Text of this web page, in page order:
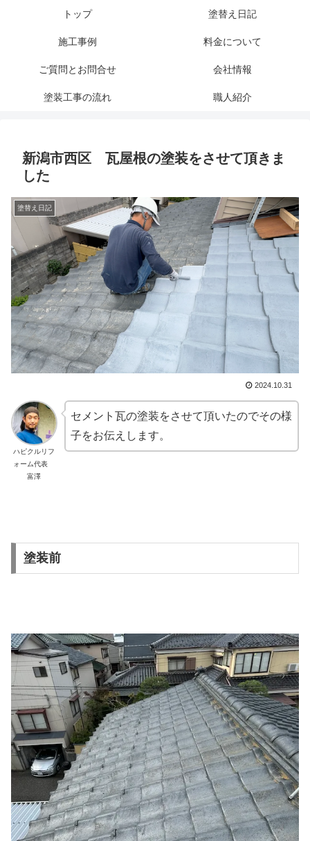
トップ 塗替え日記
施工事例 料金について
ご質問とお問合せ 会社情報
塗装工事の流れ 職人紹介
新潟市西区 瓦屋根の塗装をさせて頂きま
した
塗替え日記
2024.10.31
ハピクルリフ
ォーム代表
富澤
セメント瓦の塗装をさせて頂いたのでその様
子をお伝えします。
塗装前